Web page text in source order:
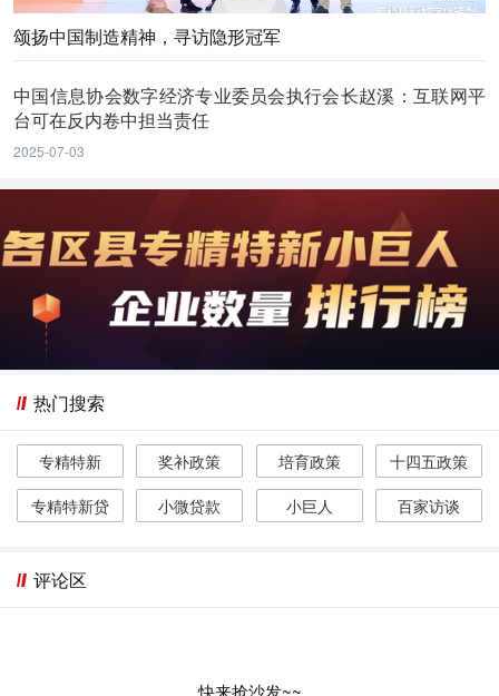
颂扬中国制造精神，寻访隐形冠军
中国信息协会数字经济专业委员会执行会长赵溪：互联网平
台可在反内卷中担当责任
2025-07-03
热门搜索
专精特新 奖补政策 培育政策
十四五政策
专精特新贷
小微贷款 小巨人 百家访谈
评论区
快来抢沙发~~